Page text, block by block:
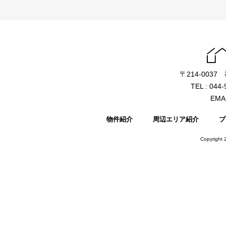
〒214-0037
TEL :
物件紹介 周辺エリア紹介
Copyright